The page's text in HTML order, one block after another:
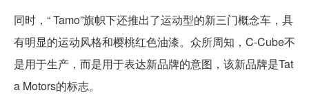
同时，“ Tamo”旗帜下还推出了运动型的新三门概念车，具
有明显的运动风格和樱桃红色油漆。众所周知，C-Cube不
是用于生产，而是用于表达新品牌的意图，该新品牌是Tat
a Motors的标志。